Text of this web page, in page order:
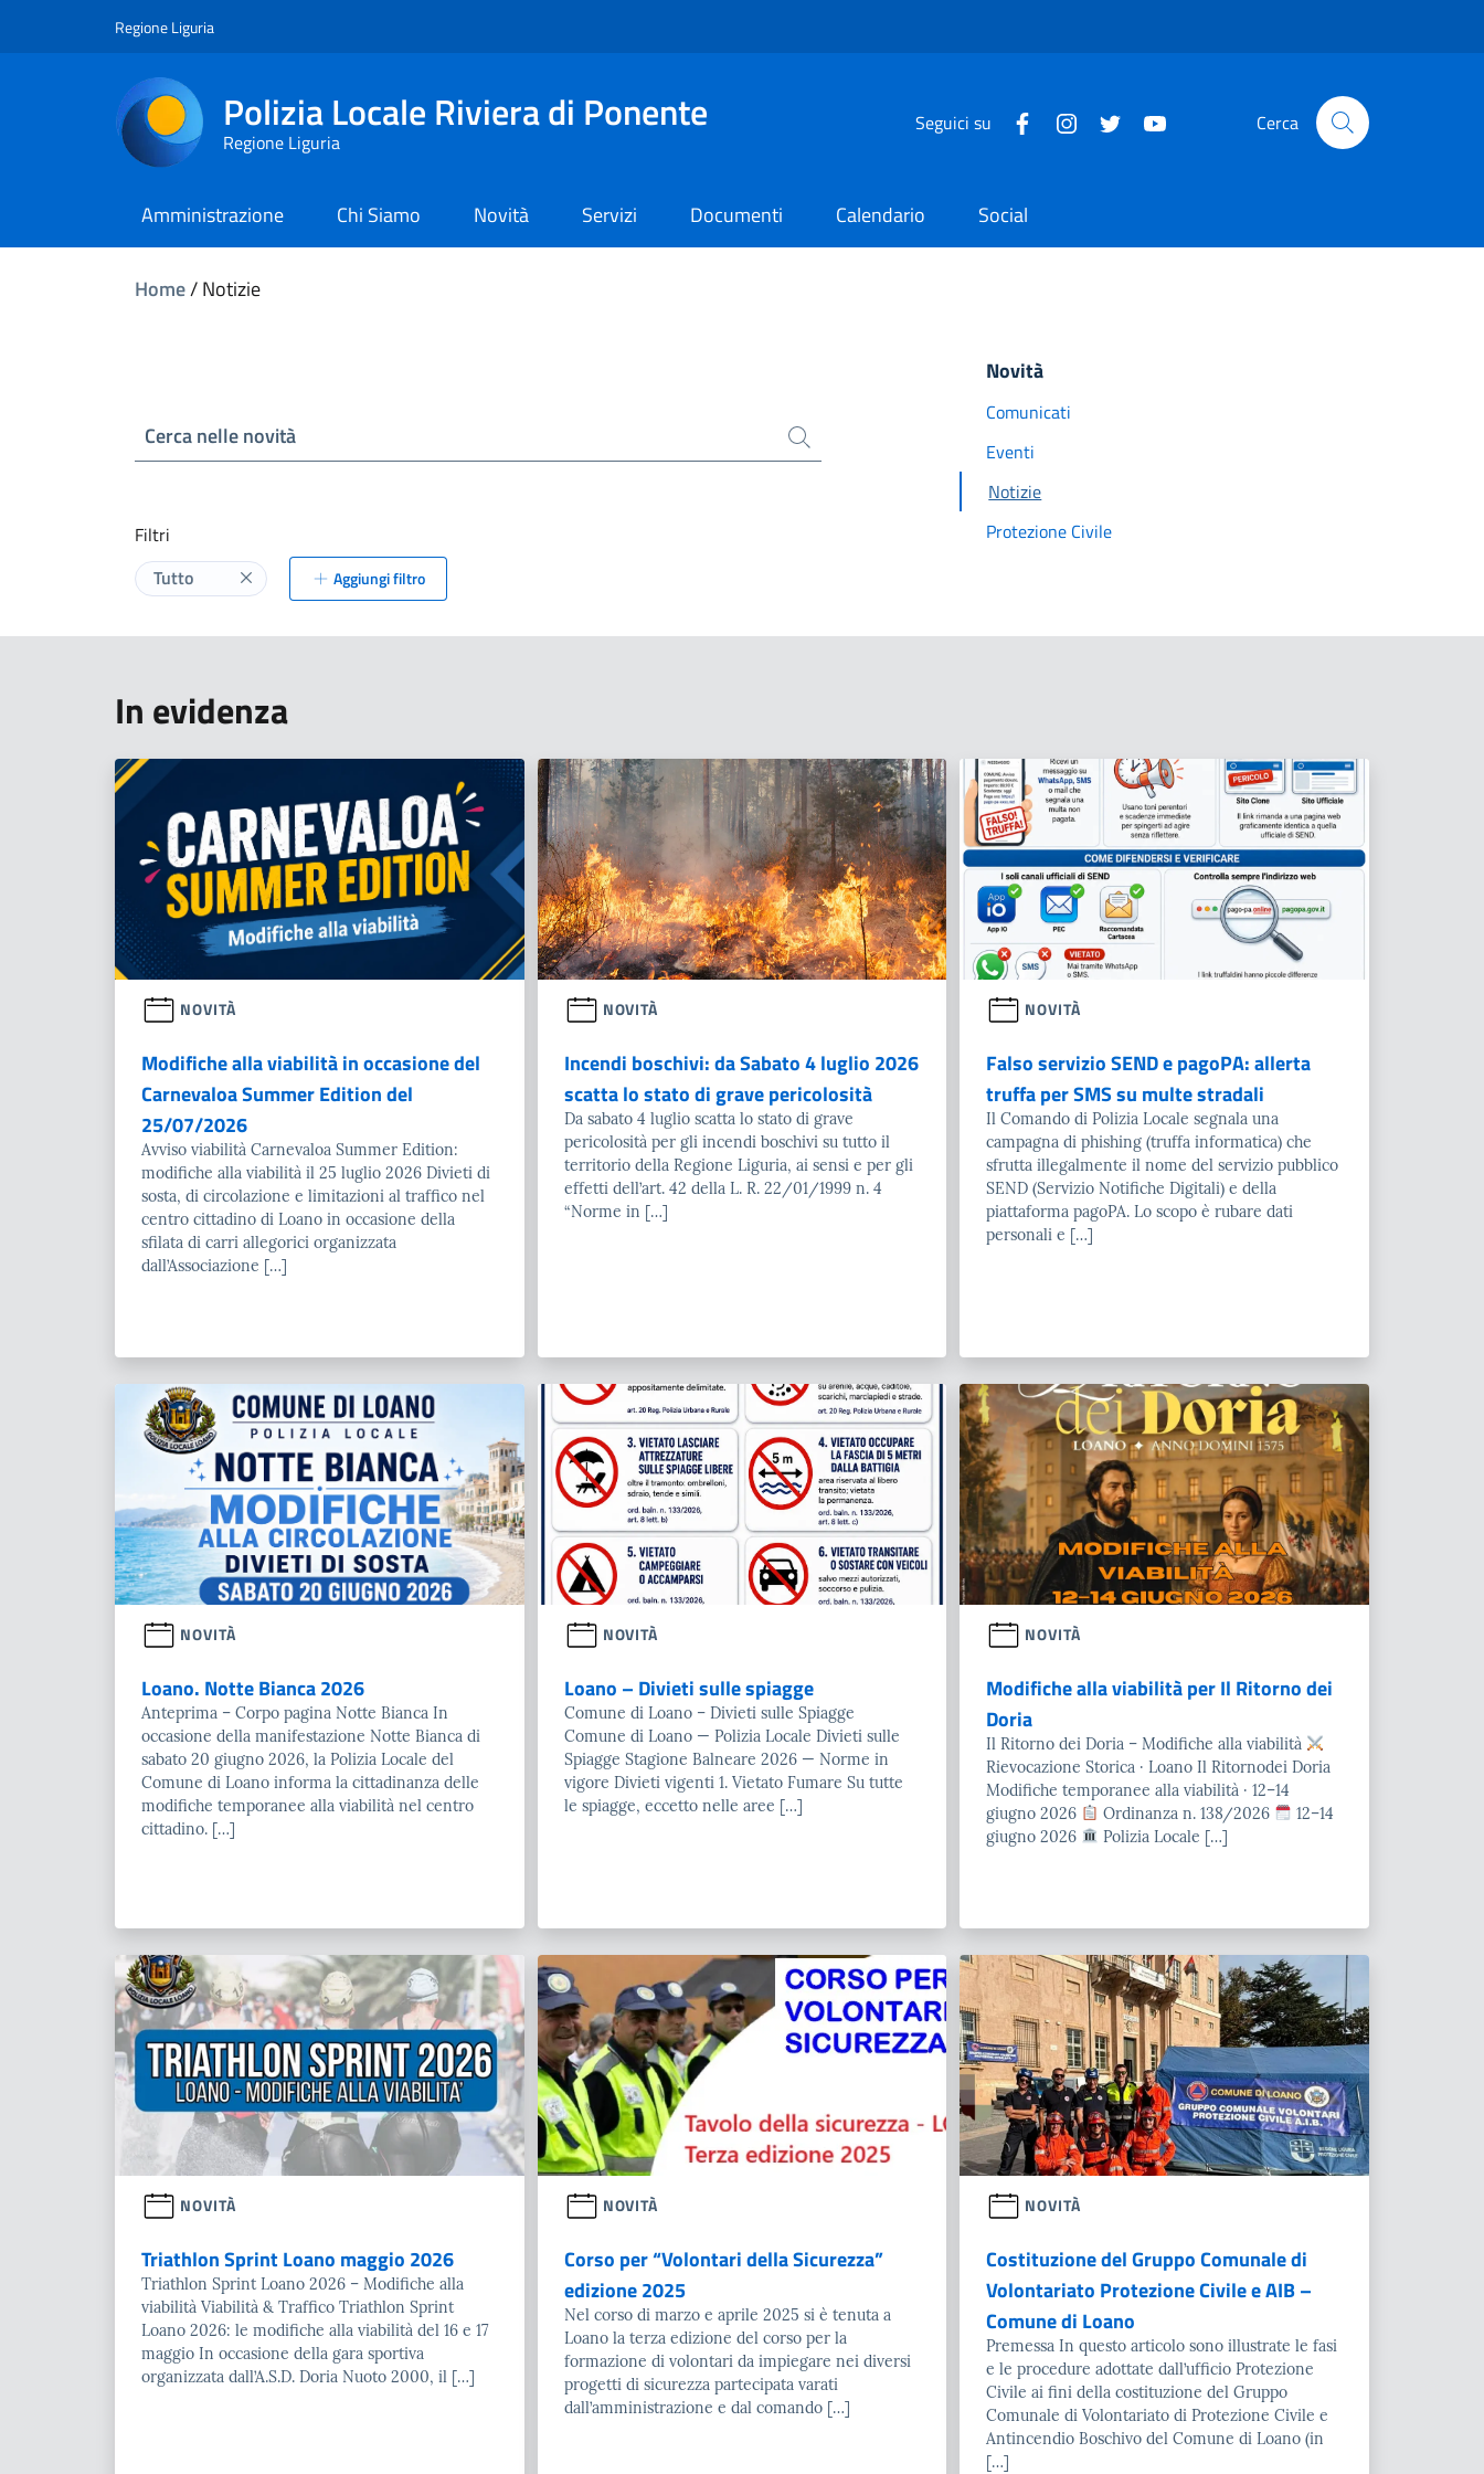
Regione Liguria
Polizia Locale Riviera di Ponente
Regione Liguria
Seguici su Cerca
Amministrazione Chi Siamo Novità Servizi Documenti Calendario Social
Home/Notizie
Cerca nelle novità
Filtri
Tutto
Elimina label
Aggiungi filtro
Novità
Comunicati
Eventi
Notizie
Protezione Civile
In evidenza
NOVITÀ
Modifiche alla viabilità in occasione del
Carnevaloa Summer Edition del
25/07/2026
Avviso viabilità Carnevaloa Summer Edition:
modifiche alla viabilità il 25 luglio 2026 Divieti di
sosta, di circolazione e limitazioni al traffico nel
centro cittadino di Loano in occasione della
sfilata di carri allegorici organizzata
dall’Associazione […]
NOVITÀ
Incendi boschivi: da Sabato 4 luglio 2026
scatta lo stato di grave pericolosità
Da sabato 4 luglio scatta lo stato di grave
pericolosità per gli incendi boschivi su tutto il
territorio della Regione Liguria, ai sensi e per gli
effetti dell’art. 42 della L. R. 22/01/1999 n. 4
“Norme in […]
NOVITÀ
Falso servizio SEND e pagoPA: allerta
truffa per SMS su multe stradali
Il Comando di Polizia Locale segnala una
campagna di phishing (truffa informatica) che
sfrutta illegalmente il nome del servizio pubblico
SEND (Servizio Notifiche Digitali) e della
piattaforma pagoPA. Lo scopo è rubare dati
personali e […]
NOVITÀ
Loano. Notte Bianca 2026
Anteprima – Corpo pagina Notte Bianca In
occasione della manifestazione Notte Bianca di
sabato 20 giugno 2026, la Polizia Locale del
Comune di Loano informa la cittadinanza delle
modifiche temporanee alla viabilità nel centro
cittadino. […]
NOVITÀ
Loano – Divieti sulle spiagge
Comune di Loano – Divieti sulle Spiagge
Comune di Loano — Polizia Locale Divieti sulle
Spiagge Stagione Balneare 2026 — Norme in
vigore Divieti vigenti 1. Vietato Fumare Su tutte
le spiagge, eccetto nelle aree […]
NOVITÀ
Modifiche alla viabilità per Il Ritorno dei
Doria
Il Ritorno dei Doria – Modifiche alla viabilità
Rievocazione Storica · Loano Il Ritornodei Doria
Modifiche temporanee alla viabilità · 12–14
giugno 2026
Ordinanza n. 138/2026
12–14
giugno 2026
Polizia Locale […]
NOVITÀ
Triathlon Sprint Loano maggio 2026
Triathlon Sprint Loano 2026 – Modifiche alla
viabilità Viabilità & Traffico Triathlon Sprint
Loano 2026: le modifiche alla viabilità del 16 e 17
maggio In occasione della gara sportiva
organizzata dall’A.S.D. Doria Nuoto 2000, il […]
NOVITÀ
Corso per “Volontari della Sicurezza”
edizione 2025
Nel corso di marzo e aprile 2025 si è tenuta a
Loano la terza edizione del corso per la
formazione di volontari da impiegare nei diversi
progetti di sicurezza partecipata varati
dall’amministrazione e dal comando […]
NOVITÀ
Costituzione del Gruppo Comunale di
Volontariato Protezione Civile e AIB –
Comune di Loano
Premessa In questo articolo sono illustrate le fasi
e le procedure adottate dall’ufficio Protezione
Civile ai fini della costituzione del Gruppo
Comunale di Volontariato di Protezione Civile e
Antincendio Boschivo del Comune di Loano (in
[…]